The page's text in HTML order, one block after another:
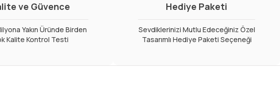
ve Güvence
Yakın Üründe Birden
Kalite Kontrol Testi
Hediye Paketi
Sevdiklerinizi Mutlu Edeceğiniz Özel
Tasarımlı Hediye Paketi Seçeneği